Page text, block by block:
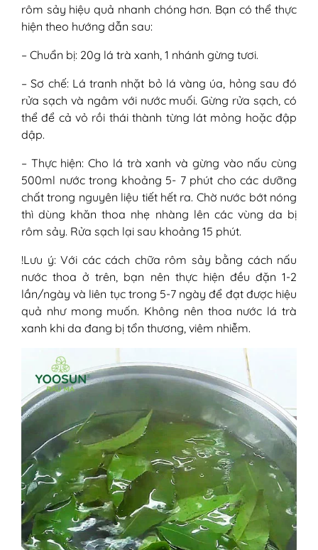
rôm sảy hiệu quả nhanh chóng hơn. Bạn có thể thực
hiện theo hướng dẫn sau:
– Chuẩn bị: 20g lá trà xanh, 1 nhánh gừng tươi.
– Sơ chế: Lá tranh nhặt bỏ lá vàng úa, hỏng sau đó
rửa sạch và ngâm với nước muối. Gừng rửa sạch, có
thể để cả vỏ rồi thái thành từng lát mỏng hoặc đập
dập.
– Thực hiện: Cho lá trà xanh và gừng vào nấu cùng
500ml nước trong khoảng 5- 7 phút cho các dưỡng
chất trong nguyên liệu tiết hết ra. Chờ nước bớt nóng
thì dùng khăn thoa nhẹ nhàng lên các vùng da bị
rôm sảy. Rửa sạch lại sau khoảng 15 phút.
!Lưu ý: Với các cách chữa rôm sảy bằng cách nấu
nước thoa ở trên, bạn nên thực hiện đều đặn 1-2
lần/ngày và liên tục trong 5-7 ngày để đạt được hiệu
quả như mong muốn. Không nên thoa nước lá trà
xanh khi da đang bị tổn thương, viêm nhiễm.